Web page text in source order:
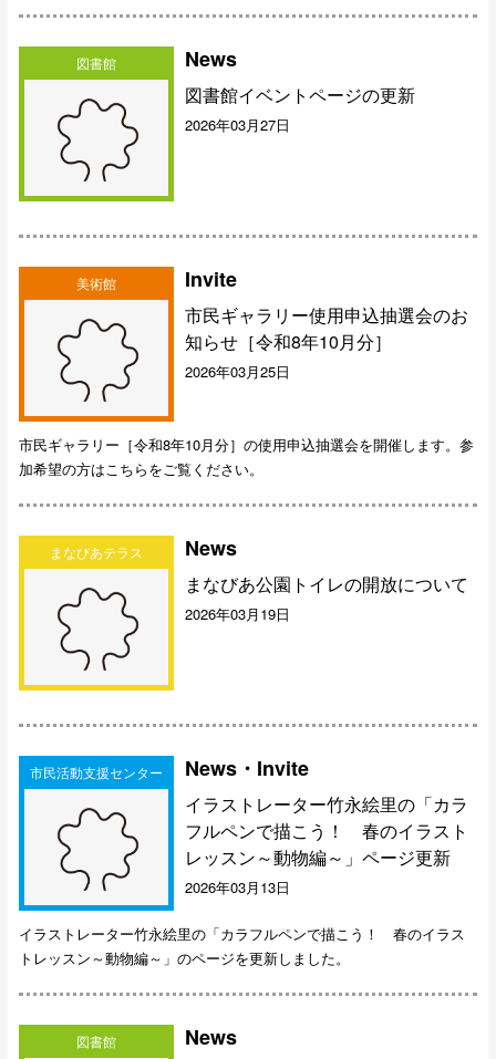
図書館 News
図書館イベントページの更新
2026年03月27日
美術館 Invite
市民ギャラリー使用申込抽選会のお
知らせ［令和8年10月分］
2026年03月25日
市民ギャラリー［令和8年10月分］の使用申込抽選会を開催します。参
加希望の方はこちらをご覧ください。
まなびあテラス News
まなびあ公園トイレの開放について
2026年03月19日
市民活動支援センター News・Invite
イラストレーター竹永絵里の「カラ
フルペンで描こう！ 春のイラスト
レッスン～動物編～」ページ更新
2026年03月13日
イラストレーター竹永絵里の「カラフルペンで描こう！ 春のイラス
トレッスン～動物編～」のページを更新しました。
図書館 News